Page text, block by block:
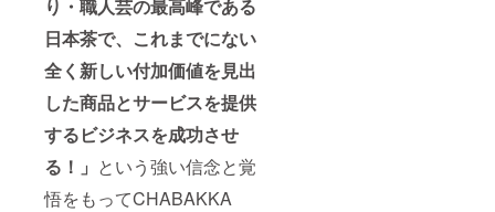
り・職人芸の最高峰である
日本茶で、これまでにない
全く新しい付加価値を見出
した商品とサービスを提供
するビジネスを成功させ
る！」 という強い信念と覚
悟をもってCHABAKKA